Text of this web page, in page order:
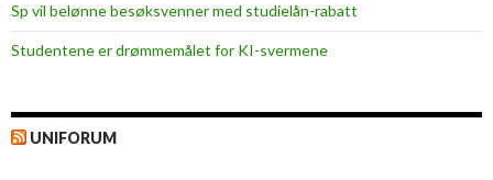
Sp vil belønne besøksvenner med studielån-rabatt
Studentene er drømmemålet for KI-svermene
UNIFORUM